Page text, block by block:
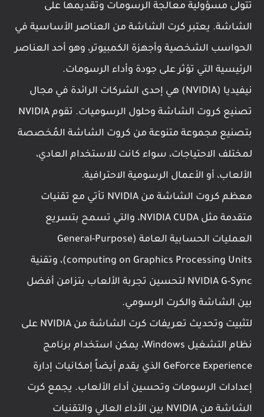
تتولى مسؤولية معالجة الرسومات وتقديمها على
الشاشة. يعتبر كرت الشاشة من العناصر الأساسية في
الحواسب الشخصية وأجهزة الكمبيوتر، وهو أحد العناصر
الرئيسية التي تؤثر على جودة وأداء الرسومات.
نيفيديا (NVIDIA) هي إحدى الشركات الرائدة في مجال
تصنيع كروت الشاشة وحلول الرسوميات. تقوم NVIDIA
بتصنيع مجموعة متنوعة من كروت الشاشة المُخصصة
لمختلف الاحتياجات، سواء كانت للاستخدام العادي،
الألعاب، أو الأعمال الرسومية الاحترافية.
معظم كروت الشاشة من NVIDIA تأتي مع تقنيات
متقدمة مثل NVIDIA CUDA، والتي تسمح بتسريع
العمليات الحسابية العامة (General-Purpose
computing on Graphics Processing Units)، وتقنية
NVIDIA G-Sync لتحسين تجربة الألعاب بتزامن أفضل
بين الشاشة والكرت الرسومي.
لتثبيت وتحديث تعريفات كرت الشاشة من NVIDIA على
نظام التشغيل Windows، يمكن استخدام برنامج
GeForce Experience الذي يقدم أيضاً إمكانيات إدارة
إعدادات الرسومات وتحسين أداء الألعاب. يجمع كرت
الشاشة من NVIDIA بين الأداء العالي والتقنيات